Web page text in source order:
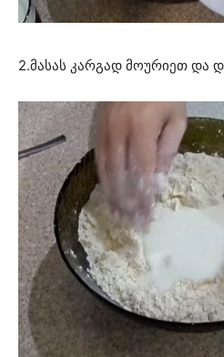
2.მასას კარგად მოურიეთ და